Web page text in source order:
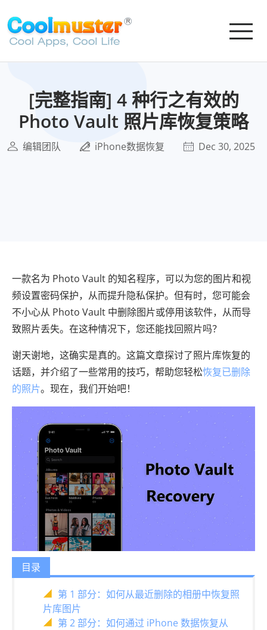
[完整指南] 4 种行之有效的
Photo Vault 照片库恢复策略
编辑团队 iPhone数据恢复 Dec 30, 2025
一款名为 Photo Vault 的知名程序，可以为您的图片和视
频设置密码保护，从而提升隐私保护。但有时，您可能会
不小心从 Photo Vault 中删除图片或停用该软件，从而导
致照片丢失。在这种情况下，您还能找回照片吗？
谢天谢地，这确实是真的。这篇文章探讨了照片库恢复的
话题，并介绍了一些常用的技巧，帮助您轻松恢复已删除
的照片。现在，我们开始吧！
目录
第 1 部分：如何从最近删除的相册中恢复照
片库图片
第 2 部分：如何通过 iPhone 数据恢复从